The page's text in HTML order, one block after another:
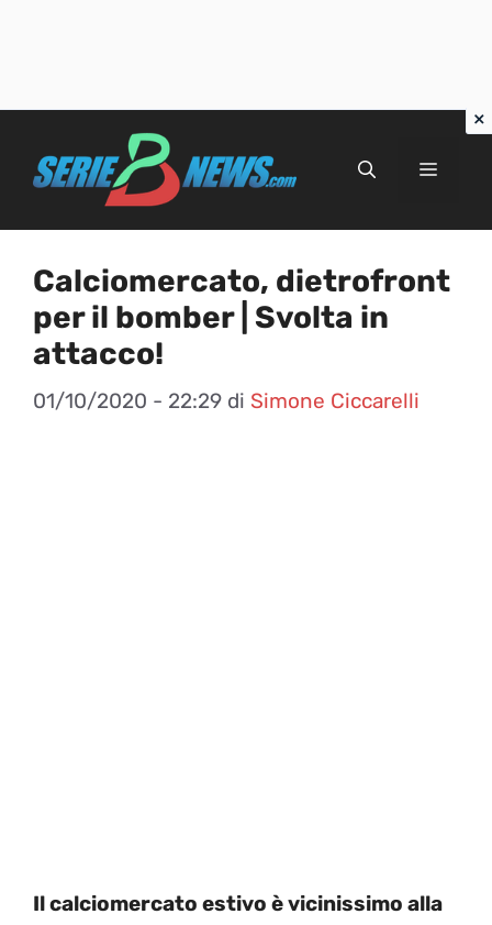
Menu
Calciomercato, dietrofront
per il bomber | Svolta in
attacco!
01/10/2020 - 22:29 di Simone Ciccarelli
Il calciomercato estivo è vicinissimo alla